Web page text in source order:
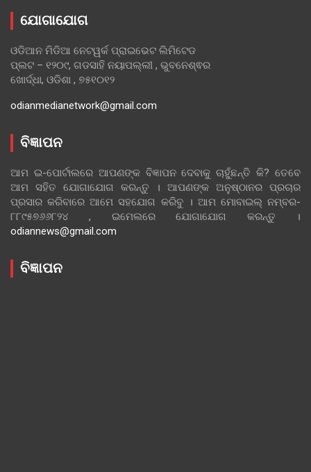
ଯୋଗାଯୋଗ
ଓଡିଆନ ମିଡିଆ ନେଟୱର୍କ ପ୍ରାଇଭେଟ ଲିମିଟେଡ
ପ୍ଲଟ – ୧୨୦୯, ଗଡସାହି ନୟାପଲ୍ଲୀ , ଭୁବନେଶ୍ଵର
ଖୋର୍ଦ୍ଧା, ଓଡିଶା , ୭୫୧୦୧୨
odianmedianetwork@gmail.com
ବିଜ୍ଞାପନ
ଆମ ଇ-ପୋର୍ଟାଲରେ ଆପଣଙ୍କ ବିଜ୍ଞାପନ ଦେବାକୁ ଚାହୁଁଛନ୍ତି କି? ତେବେ
ଆମ ସହିତ ଯୋଗାଯୋଗ କରନ୍ତୁ । ଆପଣଙ୍କ ଅନୁଷ୍ଠାନର ପ୍ରଚାର
ପ୍ରସାର କରିବାରେ ଆମେ ସହଯୋଗ କରିବୁ । ଆମ ମୋବାଇଲ୍ ନମ୍ବର-
୮୮୯୫୭୬୬୮୨୪ , ଇମେଲରେ ଯୋଗାଯୋଗ କରନ୍ତୁ ।
odiannews@gmail.com
ବିଜ୍ଞାପନ